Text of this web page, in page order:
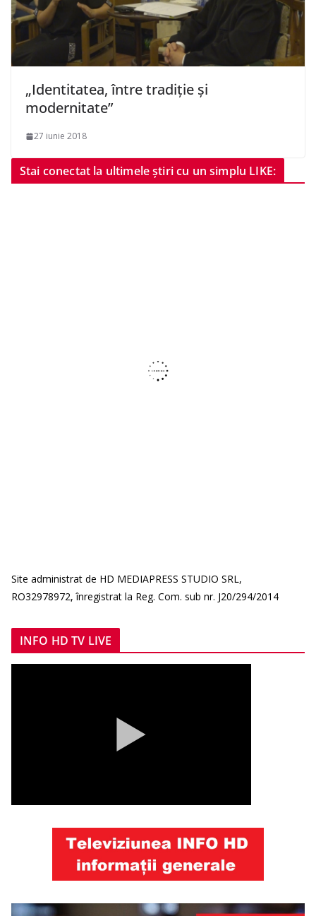
„Identitatea, între tradiție și
modernitate”
27 iunie 2018
Stai conectat la ultimele știri cu un simplu LIKE:
Site administrat de HD MEDIAPRESS STUDIO SRL,
RO32978972, înregistrat la Reg. Com. sub nr. J20/294/2014
INFO HD TV LIVE